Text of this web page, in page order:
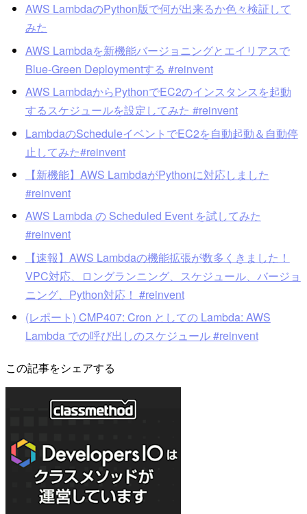
AWS LambdaのPython版で何が出来るか色々検証して
みた
AWS Lambdaを新機能バージョニングとエイリアスで
Blue-Green Deploymentする #reinvent
AWS LambdaからPythonでEC2のインスタンスを起動
するスケジュールを設定してみた #reinvent
LambdaのScheduleイベントでEC2を自動起動＆自動停
止してみた#reinvent
【新機能】AWS LambdaがPythonに対応しました
#reinvent
AWS Lambda の Scheduled Event を試してみた
#reinvent
【速報】AWS Lambdaの機能拡張が数多くきました！
VPC対応、ロングランニング、スケジュール、バージョ
ニング、Python対応！ #reinvent
(レポート) CMP407: Cron としての Lambda: AWS
Lambda での呼び出しのスケジュール #reinvent
この記事をシェアする